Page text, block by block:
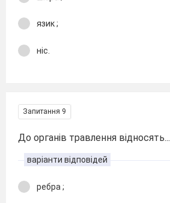
язик ;
ніс.
Запитання 9
До органів травлення відносять...
варіанти відповідей
ребра ;